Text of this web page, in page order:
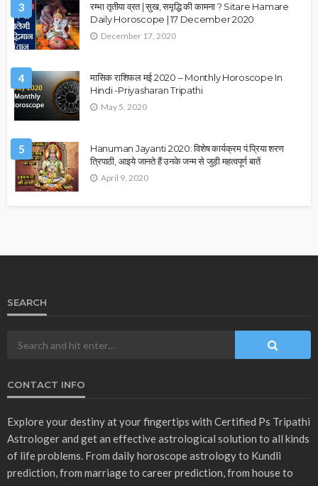
3
रम्भा तृतीया व्रत | सुख, समृद्धि की कामना ? Sitare Hamare
Daily Horoscope | 17 December 2020
December 17, 2020
4
मासिक राशिफल मई 2020 – Monthly Horoscope In
Hindi -Priyasharan Tripathi
May 5, 2020
5
Hanuman Jayanti 2020: विशेष कार्यक्रम पं.प्रिया शरण
त्रिपाठी, आइये जानते हैं उनके जन्म से जुड़ी महत्वपूर्ण बातें
April 9, 2020
SEARCH
CONTACT INFO
Explore your destiny at your fingertips with Certified Ps Tripathi
Astrologer and get an effective astrological solution to all kinds
of life problems. From daily horoscope astrology to Kundli
prediction, from marriage to career prediction, from house to